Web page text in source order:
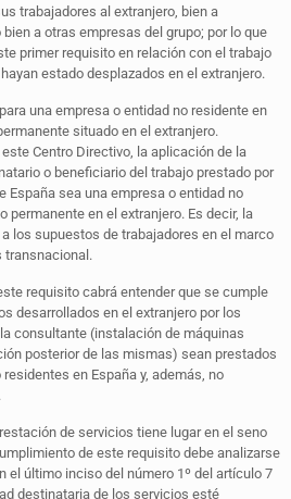
trabajadores al extranjero, bien a
a otras empresas del grupo; por lo que
primer requisito en relación con el trabajo
estado desplazados en el extranjero.
una empresa o entidad no residente en
situado en el extranjero.
Centro Directivo, la aplicación de la
o beneficiario del trabajo prestado por
España sea una empresa o entidad no
permanente en el extranjero. Es decir, la
los supuestos de trabajadores en el marco
transnacional.
requisito cabrá entender que se cumple
desarrollados en el extranjero por los
consultante (instalación de máquinas
posterior de las mismas) sean prestados
en España y, además, no
de servicios tiene lugar en el seno
de este requisito debe analizarse
el último inciso del número 1º del artículo 7
destinataria de los servicios esté